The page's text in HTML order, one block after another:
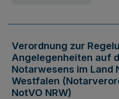
Verordnung zur
Angelegenheiten auf
Notarwesens im Land
Westfalen
NotVO NRW)